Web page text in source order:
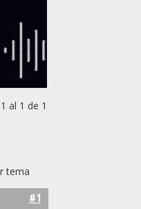
al 1 de 1
tema
#1